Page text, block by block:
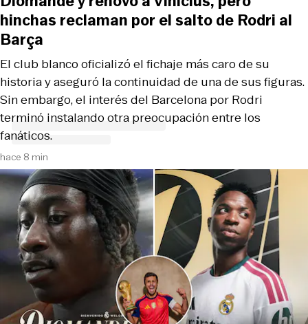
hace 8 min
El club blanco oficializó el fichaje más caro de su
historia y aseguró la continuidad de una de sus figuras.
Sin embargo, el interés del Barcelona por Rodri
terminó instalando otra preocupación entre los
fanáticos.
hinchas reclaman por el salto de Rodri al
Barça